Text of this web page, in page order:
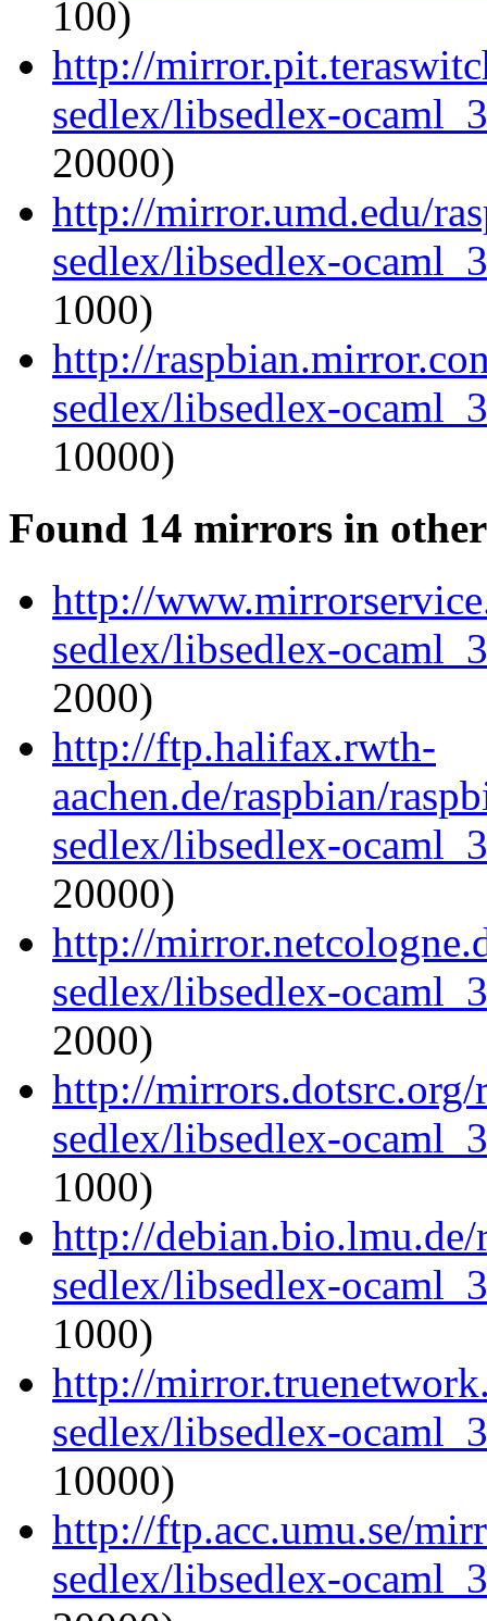
100)
http://
sedlex/libsedlex-
20000)
http://mirror.umd.edu/
sedlex/libsedlex-
1000)
http://
sedlex/libsedlex-
10000)
Found 14 mirrors in
http://
sedlex/libsedlex-
2000)
http://ftp.halifax.rwth-
aachen.de/raspbian/
sedlex/libsedlex-
20000)
http://
sedlex/libsedlex-
2000)
http://
sedlex/libsedlex-
1000)
http://
sedlex/libsedlex-
1000)
http://
sedlex/libsedlex-
10000)
http://ftp.acc.umu.se/
sedlex/libsedlex-